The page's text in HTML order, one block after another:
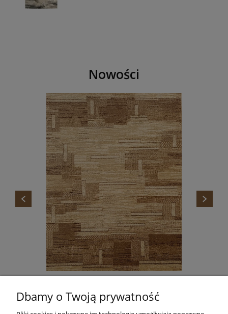
Nowości
665,00 zł
Dbamy o Twoją prywatność